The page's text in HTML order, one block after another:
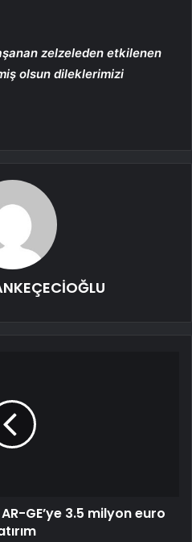
zelzeleden etkilenen
olsun dileklerimizi
GE’ye 3.5 milyon euro